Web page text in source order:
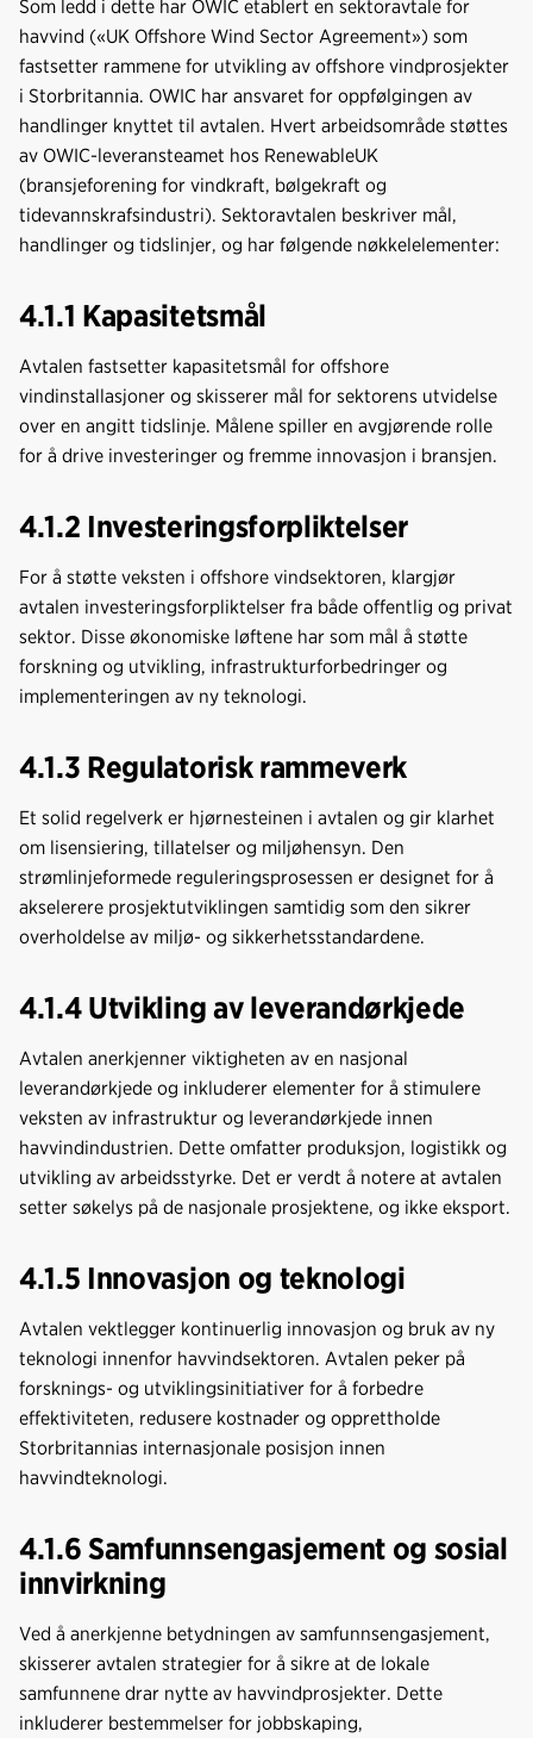
Som ledd i dette har OWIC etablert en sektoravtale for
havvind («UK Offshore Wind Sector Agreement») som
fastsetter rammene for utvikling av offshore vindprosjekter
i Storbritannia. OWIC har ansvaret for oppfølgingen av
handlinger knyttet til avtalen. Hvert arbeidsområde støttes
av OWIC-leveransteamet hos RenewableUK
(bransjeforening for vindkraft, bølgekraft og
tidevannskrafsindustri). Sektoravtalen beskriver mål,
handlinger og tidslinjer, og har følgende nøkkelelementer:
4.1.1 Kapasitetsmål
Avtalen fastsetter kapasitetsmål for offshore
vindinstallasjoner og skisserer mål for sektorens utvidelse
over en angitt tidslinje. Målene spiller en avgjørende rolle
for å drive investeringer og fremme innovasjon i bransjen.
4.1.2 Investeringsforpliktelser
For å støtte veksten i offshore vindsektoren, klargjør
avtalen investeringsforpliktelser fra både offentlig og privat
sektor. Disse økonomiske løftene har som mål å støtte
forskning og utvikling, infrastrukturforbedringer og
implementeringen av ny teknologi.
4.1.3 Regulatorisk rammeverk
Et solid regelverk er hjørnesteinen i avtalen og gir klarhet
om lisensiering, tillatelser og miljøhensyn. Den
strømlinjeformede reguleringsprosessen er designet for å
akselerere prosjektutviklingen samtidig som den sikrer
overholdelse av miljø- og sikkerhetsstandardene.
4.1.4 Utvikling av leverandørkjede
Avtalen anerkjenner viktigheten av en nasjonal
leverandørkjede og inkluderer elementer for å stimulere
veksten av infrastruktur og leverandørkjede innen
havvindindustrien. Dette omfatter produksjon, logistikk og
utvikling av arbeidsstyrke. Det er verdt å notere at avtalen
setter søkelys på de nasjonale prosjektene, og ikke eksport.
4.1.5 Innovasjon og teknologi
Avtalen vektlegger kontinuerlig innovasjon og bruk av ny
teknologi innenfor havvindsektoren. Avtalen peker på
forsknings- og utviklingsinitiativer for å forbedre
effektiviteten, redusere kostnader og opprettholde
Storbritannias internasjonale posisjon innen
havvindteknologi.
4.1.6 Samfunnsengasjement og sosial
innvirkning
Ved å anerkjenne betydningen av samfunnsengasjement,
skisserer avtalen strategier for å sikre at de lokale
samfunnene drar nytte av havvindprosjekter. Dette
inkluderer bestemmelser for jobbskaping,